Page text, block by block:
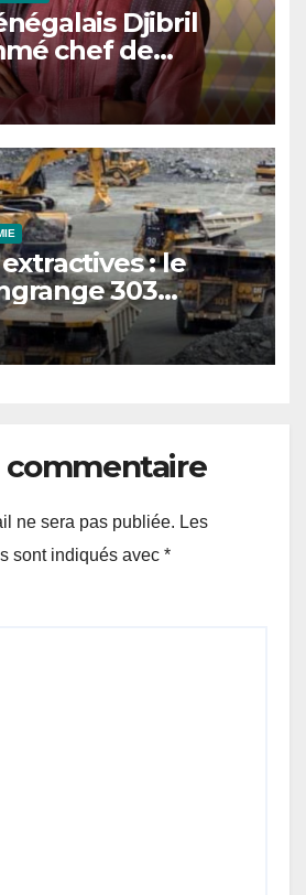
Djibril
chef de
président de la
générale.
: le
303
de revenus au
2025.
commentaire
ne sera pas publiée. Les
sont indiqués avec *